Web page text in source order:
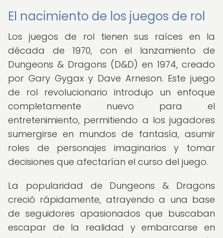
El nacimiento de los juegos de rol
Los juegos de rol tienen sus raíces en la
década de 1970, con el lanzamiento de
Dungeons & Dragons (D&D) en 1974, creado
por Gary Gygax y Dave Arneson. Este juego
de rol revolucionario introdujo un enfoque
completamente nuevo para el
entretenimiento, permitiendo a los jugadores
sumergirse en mundos de fantasía, asumir
roles de personajes imaginarios y tomar
decisiones que afectarían el curso del juego.
La popularidad de Dungeons & Dragons
creció rápidamente, atrayendo a una base
de seguidores apasionados que buscaban
escapar de la realidad y embarcarse en